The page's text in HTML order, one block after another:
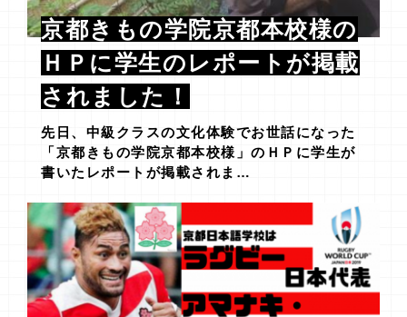
京都きもの学院京都本校様の
ＨＰに学生のレポートが掲載
されました！
先日、中級クラスの文化体験でお世話になった
「京都きもの学院京都本校様」のＨＰに学生が
書いたレポートが掲載されま…